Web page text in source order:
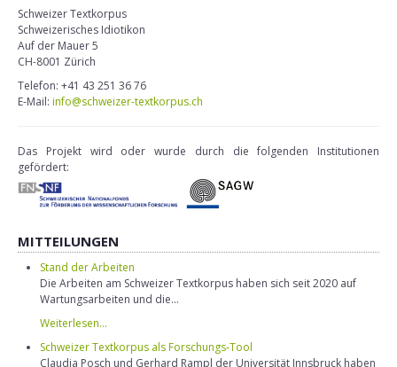
Schweizer Textkorpus
Schweizerisches Idiotikon
Auf der Mauer 5
CH-8001 Zürich
Telefon: +41 43 251 36 76
E-Mail: info@schweizer-textkorpus.ch
Das Projekt wird oder wurde durch die folgenden Institutionen
gefördert:
MITTEILUNGEN
Stand der Arbeiten
Die Arbeiten am Schweizer Textkorpus haben sich seit 2020 auf
Wartungsarbeiten und die...
Weiterlesen...
Schweizer Textkorpus als Forschungs-Tool
Claudia Posch und Gerhard Rampl der Universität Innsbruck haben